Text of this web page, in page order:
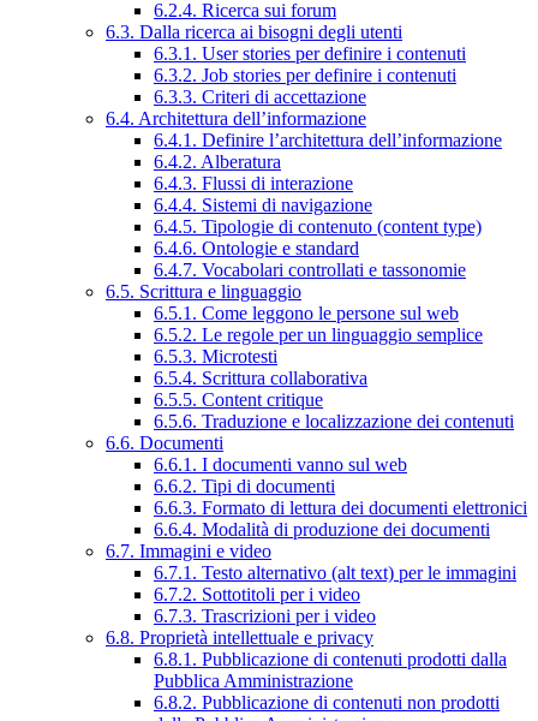
6.2.4. Ricerca sui forum
6.3. Dalla ricerca ai bisogni degli utenti
6.3.1. User stories per definire i contenuti
6.3.2. Job stories per definire i contenuti
6.3.3. Criteri di accettazione
6.4. Architettura dell’informazione
6.4.1. Definire l’architettura dell’informazione
6.4.2. Alberatura
6.4.3. Flussi di interazione
6.4.4. Sistemi di navigazione
6.4.5. Tipologie di contenuto (content type)
6.4.6. Ontologie e standard
6.4.7. Vocabolari controllati e tassonomie
6.5. Scrittura e linguaggio
6.5.1. Come leggono le persone sul web
6.5.2. Le regole per un linguaggio semplice
6.5.3. Microtesti
6.5.4. Scrittura collaborativa
6.5.5. Content critique
6.5.6. Traduzione e localizzazione dei contenuti
6.6. Documenti
6.6.1. I documenti vanno sul web
6.6.2. Tipi di documenti
6.6.3. Formato di lettura dei documenti elettronici
6.6.4. Modalità di produzione dei documenti
6.7. Immagini e video
6.7.1. Testo alternativo (alt text) per le immagini
6.7.2. Sottotitoli per i video
6.7.3. Trascrizioni per i video
6.8. Proprietà intellettuale e privacy
6.8.1. Pubblicazione di contenuti prodotti dalla
Pubblica Amministrazione
6.8.2. Pubblicazione di contenuti non prodotti